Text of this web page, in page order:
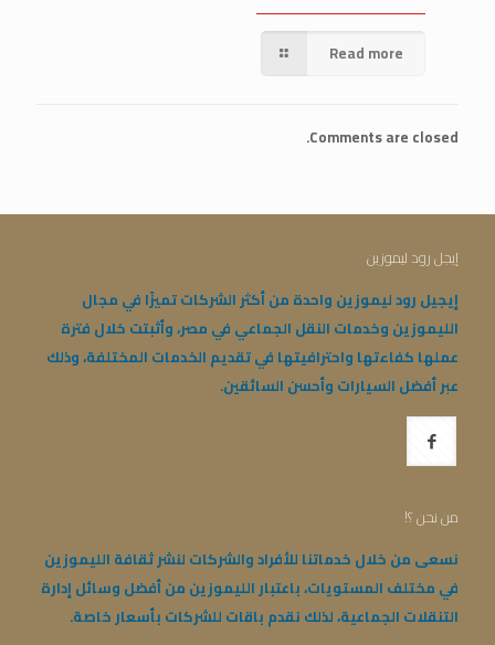
Read more
Comments are closed.
إيجل رود ليموزين
إيجيل رود ليموزين واحدة من أكثر الشركات تميزًا في مجال
الليموزين وخدمات النقل الجماعي في مصر، وأثبتت خلال فترة
عملها كفاءتها واحترافيتها في تقديم الخدمات المختلفة، وذلك
عبر أفضل السيارات وأحسن السائقين.
من نحن ؟!
نسعى من خلال خدماتنا للأفراد والشركات لنشر ثقافة الليموزين
في مختلف المستويات، باعتبار الليموزين من أفضل وسائل إدارة
التنقلات الجماعية، لذلك نقدم باقات للشركات بأسعار خاصة.